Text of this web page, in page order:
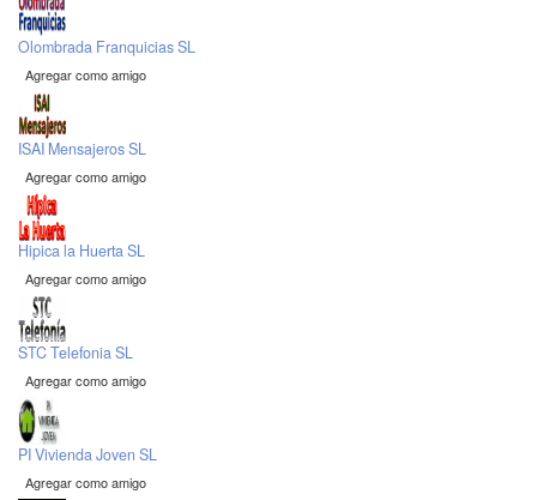
Olombrada Franquicias SL
Agregar como amigo
ISAI Mensajeros SL
Agregar como amigo
Hipica la Huerta SL
Agregar como amigo
STC Telefonia SL
Agregar como amigo
PI Vivienda Joven SL
Agregar como amigo